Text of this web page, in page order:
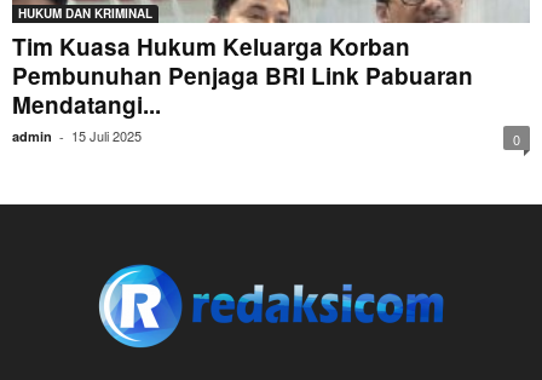
HUKUM DAN KRIMINAL
Tim Kuasa Hukum Keluarga Korban
Pembunuhan Penjaga BRI Link Pabuaran
Mendatangi...
admin - 15 Juli 2025 0